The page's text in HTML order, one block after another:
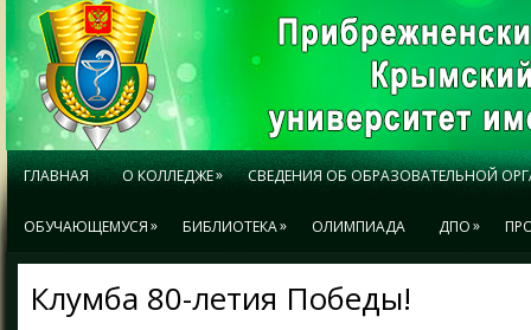
ГЛАВНАЯ О КОЛЛЕДЖЕ» СВЕДЕНИЯ ОБ ОБРАЗОВАТЕЛЬНОЙ
ОБУЧАЮЩЕМУСЯ» БИБЛИОТЕКА» ОЛИМПИАДА ДПО»
Клумба 80-летия Победы!